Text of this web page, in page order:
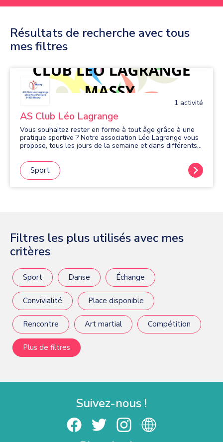
Résultats de recherche avec tous
mes filtres
1 activité
AS Club Léo Lagrange
Vous souhaitez rester en forme à tout âge grâce à une
pratique sportive ? Notre association Léo Lagrange vous
propose, tous les jours de la semaine et dans différents
salle: gym douce et d'entretien, Fitness, Pilates,
renforcement musculaire, stretching, relaxation détente.
En extérieur: marche nordique, randonnées, gym plein air,
Sport
Filtres les plus utilisés avec mes
critères
Sport Danse Échange
Convivialité Place disponible
Rencontre Art martial Compétition
Plus de filtres
Suivez-nous !